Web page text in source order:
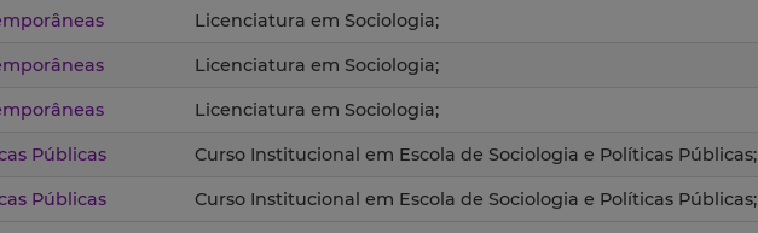
Licenciatura em Sociologia;
Licenciatura em Sociologia;
Licenciatura em Sociologia;
Públicas Curso Institucional em Escola de Sociologia e Políticas Públicas;
Públicas Curso Institucional em Escola de Sociologia e Políticas Públicas;